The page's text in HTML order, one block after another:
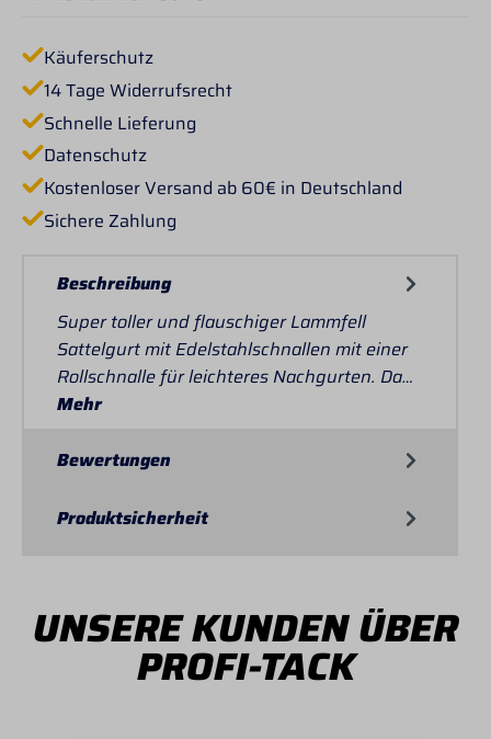
Käuferschutz
14 Tage Widerrufsrecht
Schnelle Lieferung
Datenschutz
Kostenloser Versand ab 60€ in Deutschland
Sichere Zahlung
Beschreibung
Super toller und flauschiger Lammfell
Sattelgurt mit Edelstahlschnallen mit einer
Rollschnalle für leichteres Nachgurten. Da…
Mehr
Bewertungen
Produktsicherheit
UNSERE KUNDEN ÜBER
PROFI-TACK